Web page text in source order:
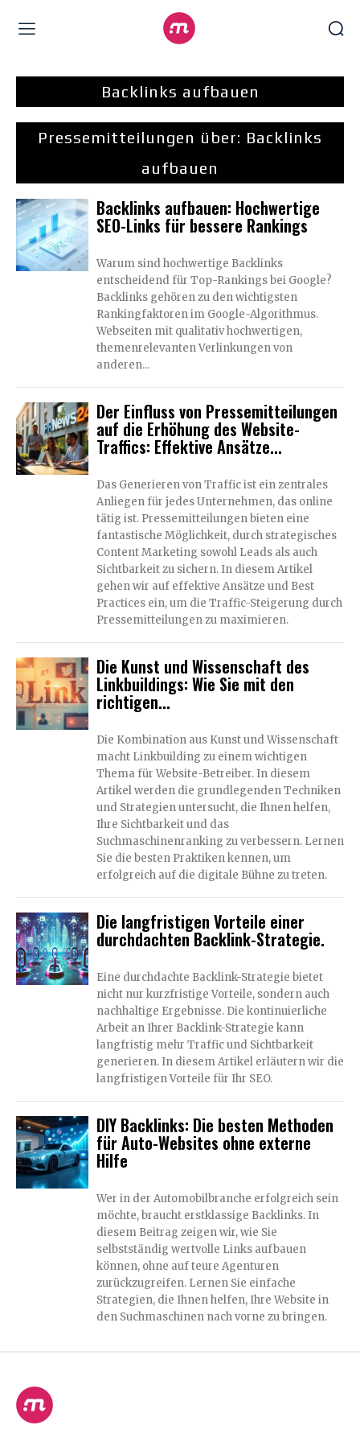
Backlinks aufbauen
Pressemitteilungen über: Backlinks
aufbauen
Backlinks aufbauen: Hochwertige
SEO-Links für bessere Rankings
Warum sind hochwertige Backlinks
entscheidend für Top-Rankings bei Google?
Backlinks gehören zu den wichtigsten
Rankingfaktoren im Google-Algorithmus.
Webseiten mit qualitativ hochwertigen,
themenrelevanten Verlinkungen von
anderen...
Der Einfluss von Pressemitteilungen
auf die Erhöhung des Website-
Traffics: Effektive Ansätze...
Das Generieren von Traffic ist ein zentrales
Anliegen für jedes Unternehmen, das online
tätig ist. Pressemitteilungen bieten eine
fantastische Möglichkeit, durch strategisches
Content Marketing sowohl Leads als auch
Sichtbarkeit zu sichern. In diesem Artikel
gehen wir auf effektive Ansätze und Best
Practices ein, um die Traffic-Steigerung durch
Pressemitteilungen zu maximieren.
Die Kunst und Wissenschaft des
Linkbuildings: Wie Sie mit den
richtigen...
Die Kombination aus Kunst und Wissenschaft
macht Linkbuilding zu einem wichtigen
Thema für Website-Betreiber. In diesem
Artikel werden die grundlegenden Techniken
und Strategien untersucht, die Ihnen helfen,
Ihre Sichtbarkeit und das
Suchmaschinenranking zu verbessern. Lernen
Sie die besten Praktiken kennen, um
erfolgreich auf die digitale Bühne zu treten.
Die langfristigen Vorteile einer
durchdachten Backlink-Strategie.
Eine durchdachte Backlink-Strategie bietet
nicht nur kurzfristige Vorteile, sondern auch
nachhaltige Ergebnisse. Die kontinuierliche
Arbeit an Ihrer Backlink-Strategie kann
langfristig mehr Traffic und Sichtbarkeit
generieren. In diesem Artikel erläutern wir die
langfristigen Vorteile für Ihr SEO.
DIY Backlinks: Die besten Methoden
für Auto-Websites ohne externe
Hilfe
Wer in der Automobilbranche erfolgreich sein
möchte, braucht erstklassige Backlinks. In
diesem Beitrag zeigen wir, wie Sie
selbstständig wertvolle Links aufbauen
können, ohne auf teure Agenturen
zurückzugreifen. Lernen Sie einfache
Strategien, die Ihnen helfen, Ihre Website in
den Suchmaschinen nach vorne zu bringen.